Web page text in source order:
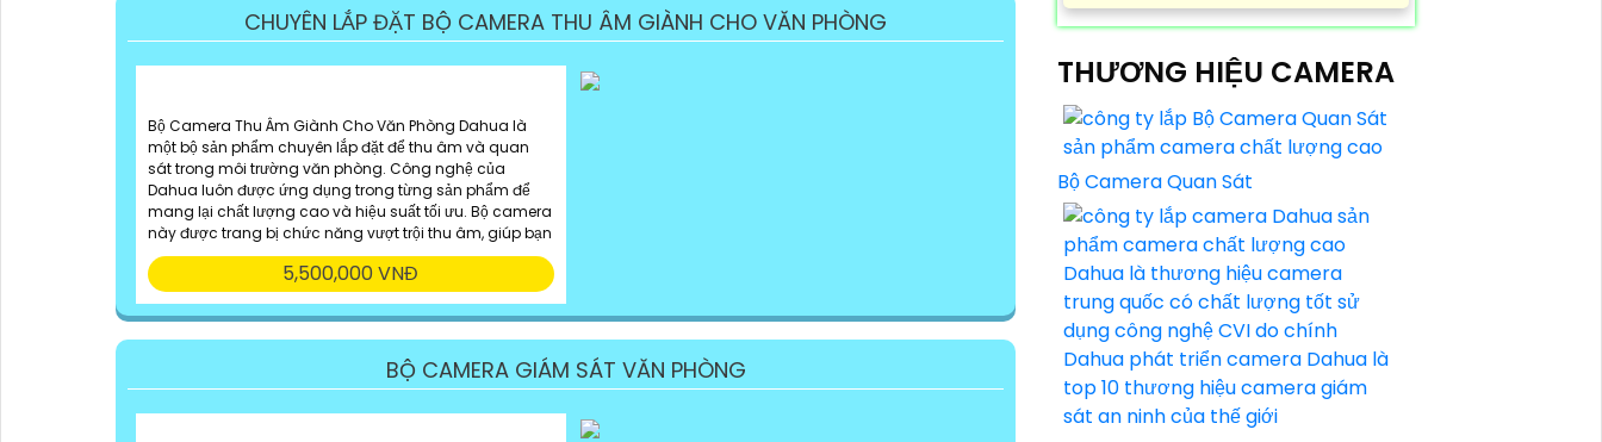
CHUYÊN LẮP ĐẶT BỘ CAMERA THU ÂM GIÀNH CHO VĂN PHÒNG
Bộ Camera Thu Âm Giành Cho Văn Phòng Dahua là
một bộ sản phẩm chuyên lắp đặt để thu âm và quan
sát trong môi trường văn phòng. Công nghệ của
Dahua luôn được ứng dụng trong từng sản phẩm để
mang lại chất lượng cao và hiệu suất tối ưu. Bộ camera
này được trang bị chức năng vượt trội thu âm, giúp bạn
5,500,000 VNĐ
BỘ CAMERA GIÁM SÁT VĂN PHÒNG
THƯƠNG HIỆU CAMERA
Bộ Camera Quan Sát